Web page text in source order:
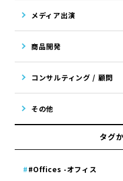
メディア出演
商品開発
コンサルティング / 顧問
その他
タグ
#Offices -オフィス